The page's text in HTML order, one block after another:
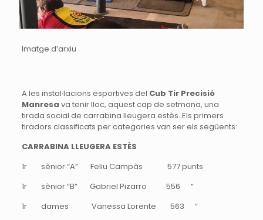
Imatge d’arxiu
A les instal·lacions esportives del Cub Tir Precisió
Manresa va tenir lloc, aquest cap de setmana, una
tirada social de carrabina lleugera estès. Els primers
tiradors classificats per categories van ser els següents:
CARRABINA LLEUGERA ESTÈS
1r sènior “A” Feliu Campàs 577 punts
1r sènior “B” Gabriel Pizarro 556 “
1r dames Vanessa Lorente 563 “